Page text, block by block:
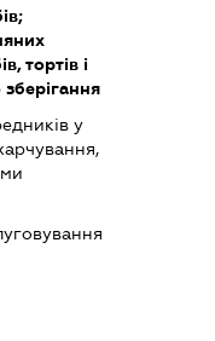
тортів і
зберігання
у